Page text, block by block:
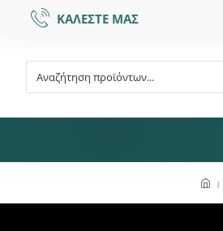
ΚΑΛΕΣΤΕ ΜΑΣ